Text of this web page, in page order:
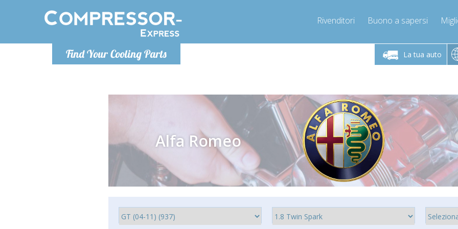
Find Your Cooling Parts
Rivenditori Buono a sapersi
La tua auto
Lunedì-Venerdì 9-12 / 14-17
Chiamaci!
+393278892946
Lunedì-
Alfa Romeo